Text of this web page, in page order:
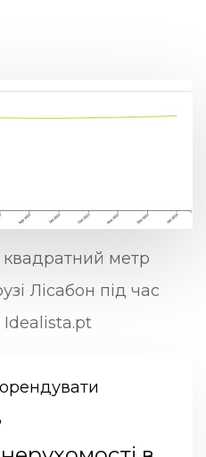
метр
Лісабон під час